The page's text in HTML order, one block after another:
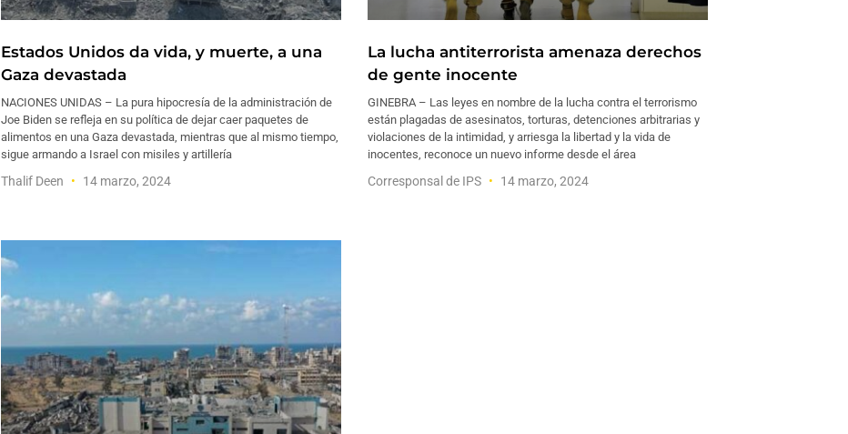
Estados Unidos da vida, y muerte, a una
Gaza devastada
NACIONES UNIDAS – La pura hipocresía de la administración de
Joe Biden se refleja en su política de dejar caer paquetes de
alimentos en una Gaza devastada, mientras que al mismo tiempo,
sigue armando a Israel con misiles y artillería
Thalif Deen 14 marzo, 2024
La lucha antiterrorista amenaza derechos
de gente inocente
GINEBRA – Las leyes en nombre de la lucha contra el terrorismo
están plagadas de asesinatos, torturas, detenciones arbitrarias y
violaciones de la intimidad, y arriesga la libertad y la vida de
inocentes, reconoce un nuevo informe desde el área
Corresponsal de IPS 14 marzo, 2024